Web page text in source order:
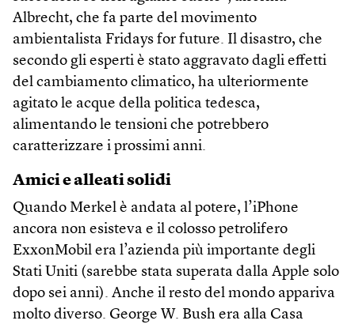
Albrecht, che fa parte del movimento
ambientalista Fridays for future. Il disastro, che
secondo gli esperti è stato aggravato dagli effetti
del cambiamento climatico, ha ulteriormente
agitato le acque della politica tedesca,
alimentando le tensioni che potrebbero
caratterizzare i prossimi anni.
Amici e alleati solidi
Quando Merkel è andata al potere, l’iPhone
ancora non esisteva e il colosso petrolifero
ExxonMobil era l’azienda più importante degli
Stati Uniti (sarebbe stata superata dalla Apple solo
dopo sei anni). Anche il resto del mondo appariva
molto diverso. George W. Bush era alla Casa